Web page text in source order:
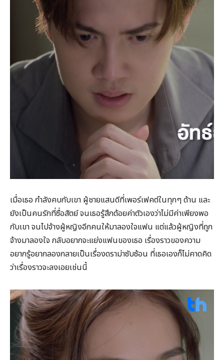
เมื่อเธอ กำลังคบกับเขา ผู้ชายแสนดีที่เพอร์เฟคต์ในทุกๆ ด้าน และ
ยังเป็นคนรักที่ซื่อสัตย์ จนเธอรู้สึกด้อยค่าตัวเองว่าไม่มีค่าเพียงพอ
กับเขา จนไปจ้างผู้หญิงอีกคนให้มาลองใจแฟน แต่แล้วผู้หญิงที่ถูก
จ้างมาลองใจ กลับอยากจะแย่งแฟนของเธอ เรื่องราวของความ
อยากรู้อยากลองกลายเป็นเรื่องดราม่าซับซ้อน ที่เธอเองก็ไม่คาดคิด
ว่าเรื่องราวจะลงเอยเช่นนี้